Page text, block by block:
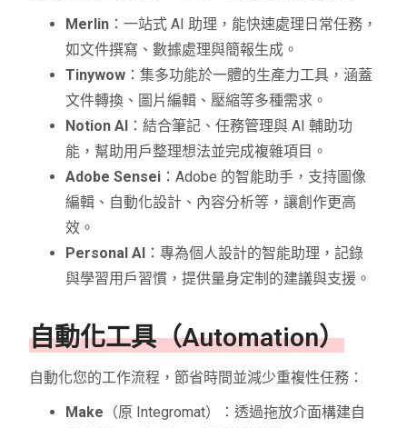
Merlin ：一站式 AI 助理，能快速處理日常任務，
如文件撰寫、數據處理與簡報生成。
Tinywow ：集多功能於一體的生產力工具，涵蓋
文件轉換、圖片編輯、壓縮等多種需求。
Notion AI ：結合筆記、任務管理與 AI 輔助功
能，幫助用戶整理想法並完成複雜項目。
Adobe Sensei ：Adobe 的智能助手，支持圖像
編輯、自動化設計、內容分析等，讓創作更高
效。
Personal AI ：專為個人設計的智能助理，記錄
與學習用戶習慣，提供量身定制的建議與支援。
自動化工具（Automation）
自動化您的工作流程，節省時間並減少重複性任務：
Make （原 Integromat）：透過拖放介面構建自